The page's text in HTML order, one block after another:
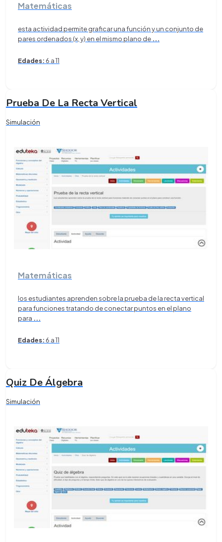
Matemáticas
esta actividad permite graficar una función y un conjunto de
pares ordenados (x, y) en el mismo plano de ...
Edades: 6 a 11
Prueba De La Recta Vertical
Simulación
Matemáticas
los estudiantes aprenden sobre la prueba de la recta vertical
para funciones tratando de conectar puntos en el plano
para ...
Edades: 6 a 11
Quiz De Álgebra
Simulación